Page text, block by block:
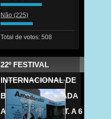
Não (225)
Total de votos: 508
22º FESTIVAL
INTERNACIONAL DE
BANDA DESENHADA
AMADORA 21 OUT. A 6